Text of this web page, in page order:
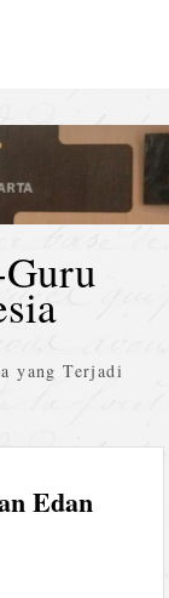
yang Terjadi
Edan